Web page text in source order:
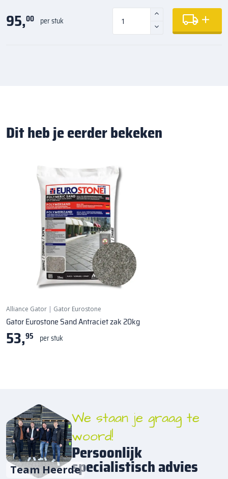
95,00 per stuk
Dit heb je eerder bekeken
Alliance Gator | Gator Eurostone
Gator Eurostone Sand Antraciet zak 20kg
53,95 per stuk
Team Heerde
We staan je graag te
woord!
Persoonlijk
specialistisch advies